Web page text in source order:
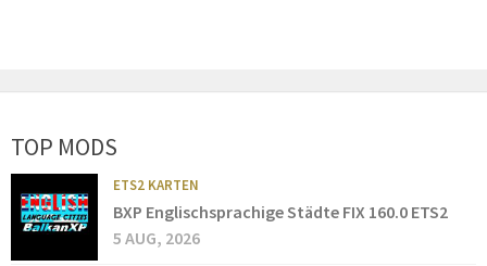
TOP MODS
ETS2 KARTEN
BXP Englischsprachige Städte FIX 160.0 ETS2
5 AUG, 2026